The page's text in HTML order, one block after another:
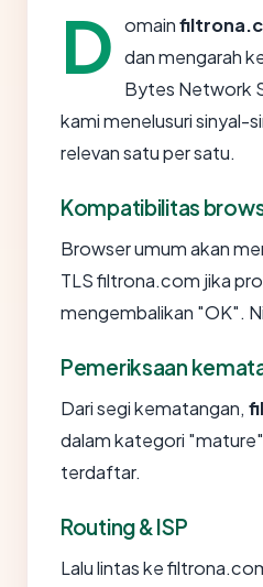
D omain
dan mengarah
Bytes Network
kami menelusuri sinyal-
relevan satu per satu.
Kompatibilitas
Browser umum akan
TLS filtrona.com jika
mengembalikan "OK".
Pemeriksaan
Dari segi kematangan,
dalam kategori
terdaftar.
Routing & ISP
Lalu lintas ke